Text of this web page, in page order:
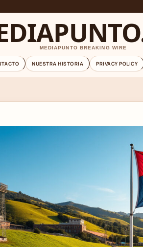
MEDIAPUNTO BREAKING WIRE
NUESTRA HISTORIA PRIVACY POLICY